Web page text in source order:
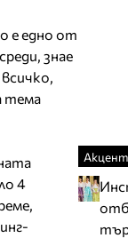
е едно от
знае
тема
4